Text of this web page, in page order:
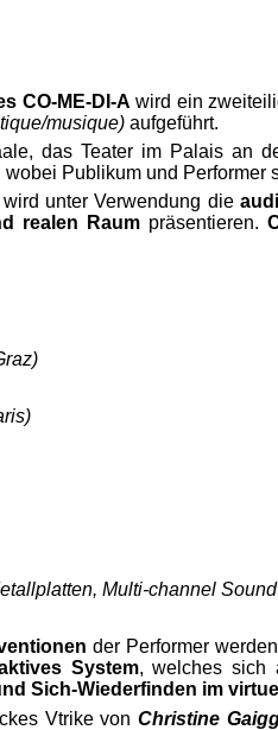
CO-ME-DI-A wird ein
musique)aufgeführt.
das Teater im Palais an
Publikum und Performer
wird unter Verwendung die
realen Raum präsentieren.
Multi-channel
der Performer
System, welches sich
Sich-Wiederfinden im
Vtrike von Christine